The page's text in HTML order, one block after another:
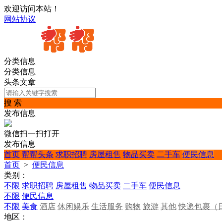
欢迎访问本站！
网站协议
分类信息
分类信息
头条文章
搜 索
发布信息
微信扫一扫打开
发布信息
首页 帮帮头条 求职招聘 房屋租售 物品买卖 二手车 便民信息
首页 > 便民信息
类别：
不限 求职招聘 房屋租售 物品买卖 二手车 便民信息
不限 便民信息
不限 美食 酒店 休闲娱乐 生活服务 购物 旅游 其他 快递包裹（
地区：